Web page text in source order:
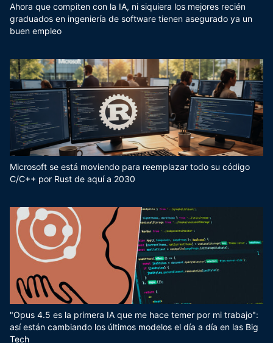
Ahora que compiten con la IA, ni siquiera los mejores recién
graduados en ingeniería de software tienen asegurado ya un
buen empleo
Microsoft se está moviendo para reemplazar todo su código
C/C++ por Rust de aquí a 2030
"Opus 4.5 es la primera IA que me hace temer por mi trabajo":
así están cambiando los últimos modelos el día a día en las Big
Tech